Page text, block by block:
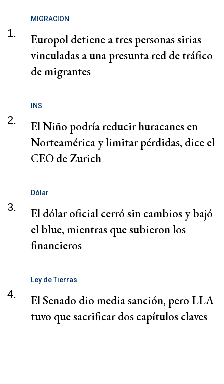
1.
MIGRACION
Europol detiene a tres personas sirias
vinculadas a una presunta red de tráfico
de migrantes
2.
INS
El Niño podría reducir huracanes en
Norteamérica y limitar pérdidas, dice el
CEO de Zurich
3.
Dólar
El dólar oficial cerró sin cambios y bajó
el blue, mientras que subieron los
financieros
4.
Ley de Tierras
El Senado dio media sanción, pero LLA
tuvo que sacrificar dos capítulos claves